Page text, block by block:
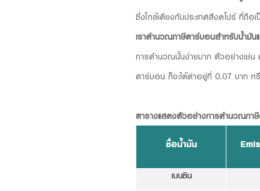
ซึ่งใกล้เคียงกับประเทศสิงคโปร์ ที่ถือเ
เราคำนวณภาษีคาร์บอนสำหรับน้ำมันแ
การคำนวณนั้นง่ายมาก ตัวอย่างเช่
คาร์บอน ก็จะได้ค่าอยู่ที่ 0.07 บาท
ตารางแสดงตัวอย่างการคำนวณภา